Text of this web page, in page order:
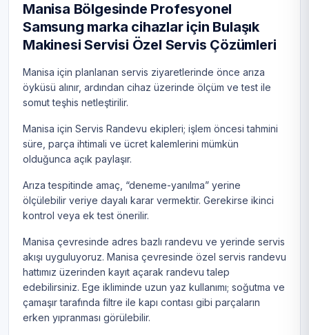
Manisa Bölgesinde Profesyonel
Samsung marka cihazlar için Bulaşık
Makinesi Servisi Özel Servis Çözümleri
Manisa için planlanan servis ziyaretlerinde önce arıza
öyküsü alınır, ardından cihaz üzerinde ölçüm ve test ile
somut teşhis netleştirilir.
Manisa için Servis Randevu ekipleri; işlem öncesi tahmini
süre, parça ihtimali ve ücret kalemlerini mümkün
olduğunca açık paylaşır.
Arıza tespitinde amaç, “deneme-yanılma” yerine
ölçülebilir veriye dayalı karar vermektir. Gerekirse ikinci
kontrol veya ek test önerilir.
Manisa çevresinde adres bazlı randevu ve yerinde servis
akışı uyguluyoruz. Manisa çevresinde özel servis randevu
hattımız üzerinden kayıt açarak randevu talep
edebilirsiniz. Ege ikliminde uzun yaz kullanımı; soğutma ve
çamaşır tarafında filtre ile kapı contası gibi parçaların
erken yıpranması görülebilir.